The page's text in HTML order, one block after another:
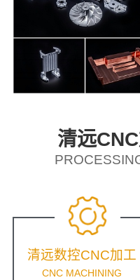
清远
清远数控CNC加工
CNC MACHINING